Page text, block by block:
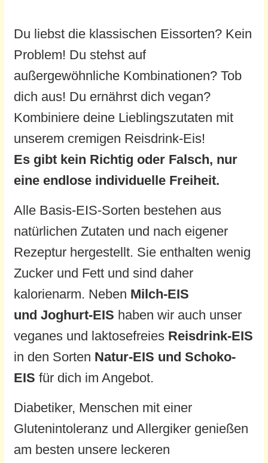
Du liebst die klassischen Eissorten? Kein
Problem! Du stehst auf
außergewöhnliche Kombinationen? Tob
dich aus! Du ernährst dich vegan?
Kombiniere deine Lieblingszutaten mit
unserem cremigen Reisdrink-Eis!
Es gibt kein Richtig oder Falsch, nur
eine endlose individuelle Freiheit.
Alle Basis-EIS-Sorten bestehen aus
natürlichen Zutaten und nach eigener
Rezeptur hergestellt. Sie enthalten wenig
Zucker und Fett und sind daher
kalorienarm. Neben Milch-EIS
und Joghurt-EIS haben wir auch unser
veganes und laktosefreies Reisdrink-EIS
in den Sorten Natur-EIS und Schoko-
EIS für dich im Angebot.
Diabetiker, Menschen mit einer
Glutenintoleranz und Allergiker genießen
am besten unsere leckeren